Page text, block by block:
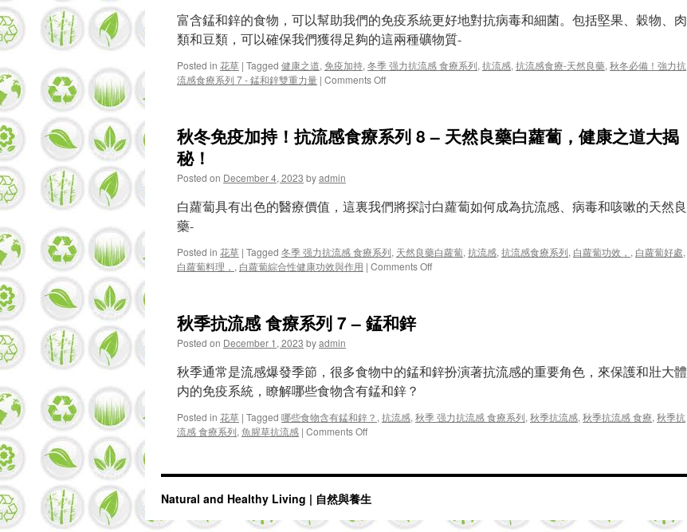
感
食
系
列
生
震
揭
冬
健
富含錳和鋅的食物，可以幫助我們的免疫系統更好地對抗病毒和細菌。包括堅果、穀物、肉
類和豆類，可以確保我們獲得足夠的這兩種礦物質-
Posted in 花草 | Tagged 健康之道, 免疫加持, 冬季 强力抗流感 食療系列, 抗流感, 抗流感食療-天然良藥, 秋冬必備！強力抗
流感食療系列 7 - 錳和鋅雙重力量 | Comments Offon
備！
感
系
列
和
重
力
量，
造
疫
秋冬免疫加持！抗流感食療系列 8 – 天然良藥白蘿蔔，健康之道大揭
秘！
Posted on December 4, 2023 byadmin
白蘿蔔具有出色的醫療價值，這裏我們將探討白蘿蔔如何成為抗流感、病毒和咳嗽的天然良
藥-
Posted in 花草 | Tagged 冬季 强力抗流感 食療系列, 天然良藥白蘿蔔, 抗流感, 抗流感食療系列, 白蘿蔔功效， , 白蘿蔔好處,
白蘿蔔料理， , 白蘿蔔綜合性健康功效與作用 | Comments Offon
抗
流
療
–
秋季抗流感 食療系列 7 – 錳和鋅
Posted on December 1, 2023 byadmin
秋季通常是流感爆發季節，很多食物中的錳和鋅扮演著抗流感的重要角色，來保護和壯大體
内的免疫系統，瞭解哪些食物含有錳和鋅？
Posted in 花草 | Tagged 哪些食物含有錳和鋅？ , 抗流感, 秋季 强力抗流感 食療系列, 秋季抗流感, 秋季抗流感 食療, 秋季抗
流感 食療系列, 魚腥草抗流感 | Comments Offon
抗
感
Natural and Healthy Living | 自然與養生